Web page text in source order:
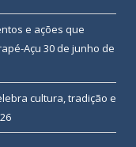
e ações que
Açu 30 de junho de
cultura, tradição e